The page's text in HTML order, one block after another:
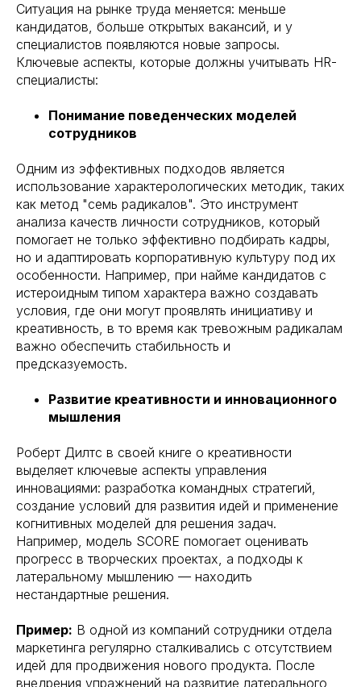
Ситуация на рынке труда меняется: меньше
кандидатов, больше открытых вакансий, и у
специалистов появляются новые запросы.
Ключевые аспекты, которые должны учитывать HR-
специалисты:
Понимание поведенческих моделей
сотрудников
Одним из эффективных подходов является
использование характерологических методик, таких
как метод "семь радикалов". Это инструмент
анализа качеств личности сотрудников, который
помогает не только эффективно подбирать кадры,
но и адаптировать корпоративную культуру под их
особенности. Например, при найме кандидатов с
истероидным типом характера важно создавать
условия, где они могут проявлять инициативу и
креативность, в то время как тревожным радикалам
важно обеспечить стабильность и
предсказуемость.
Развитие креативности и инновационного
мышления
Роберт Дилтс в своей книге о креативности
выделяет ключевые аспекты управления
инновациями: разработка командных стратегий,
создание условий для развития идей и применение
когнитивных моделей для решения задач.
Например, модель SCORE помогает оценивать
прогресс в творческих проектах, а подходы к
латеральному мышлению — находить
нестандартные решения.
Пример: В одной из компаний сотрудники отдела
маркетинга регулярно сталкивались с отсутствием
идей для продвижения нового продукта. После
внедрения упражнений на развитие латерального